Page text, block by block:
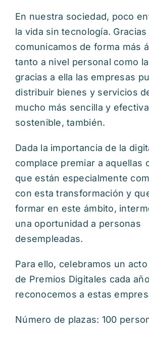
Mediateca
Contacto
Buscar:
En nuestra sociedad, poco
la vida sin tecnología. Gracias
comunicamos de forma más
tanto a nivel personal como
gracias a ella las empresas
distribuir bienes y servicios
mucho más sencilla y
sostenible, también.
Dada la importancia de la
complace premiar a aquellas
que están especialmente
con esta transformación y
formar en este ámbito,
una oportunidad a personas
desempleadas.
Para ello, celebramos un
de Premios Digitales cada
reconocemos a estas
Número de plazas: 100